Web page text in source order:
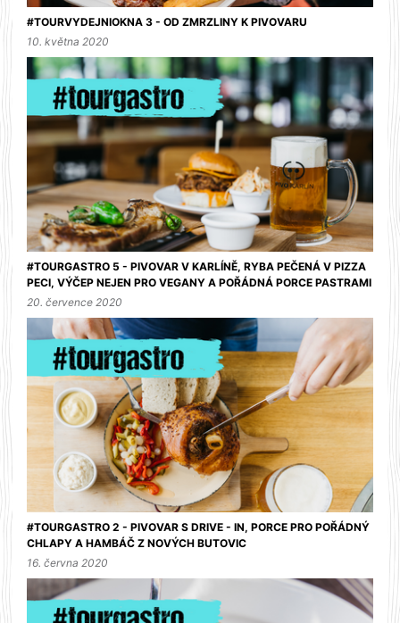
#TOURVYDEJNIOKNA 3 - OD ZMRZLINY K PIVOVARU
10. května 2020
#TOURGASTRO 5 - PIVOVAR V KARLÍNĚ, RYBA PEČENÁ V PIZZA
PECI, VÝČEP NEJEN PRO VEGANY A POŘÁDNÁ PORCE PASTRAMI
20. července 2020
#TOURGASTRO 2 - PIVOVAR S DRIVE - IN, PORCE PRO POŘÁDNÝ
CHLAPY A HAMBÁČ Z NOVÝCH BUTOVIC
16. června 2020